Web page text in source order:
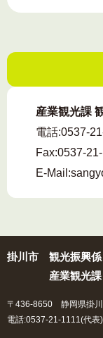
産業観光課
電話:0537-
Fax:0537-
E-Mail:
掛川市
観光振興係
産業観光課
〒436-8650 静岡県掛川
電話:0537-21-1111(代